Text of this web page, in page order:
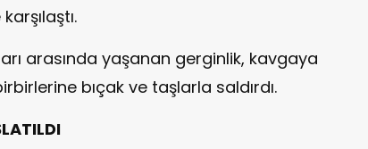
arasında yaşanan gerginlik, kavgaya
bıçak ve taşlarla saldırdı.